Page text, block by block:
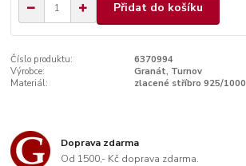
Přidat do košíku
Číslo produktu:
6370994
Výrobce:
Granát, Turnov
Materiál:
zlacené stříbro 925/1000
Doprava zdarma
Od 1500,- Kč doprava zdarma.